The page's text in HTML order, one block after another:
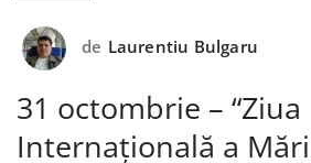
de Laurentiu Bulgaru
31 octombrie – “Ziua
Internațională a